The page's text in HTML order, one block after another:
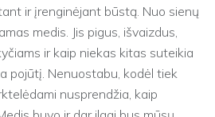
ir įrenginėjant būstą. Nuo sienų
medis. Jis pigus, išvaizdus,
ir kaip niekas kitas suteikia
pojūtį. Nenuostabu, kodėl tiek
nusprendžia, kaip